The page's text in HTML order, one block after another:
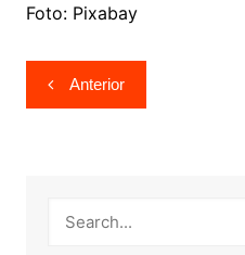
Foto: Pixabay
Navegação
de
Anterior